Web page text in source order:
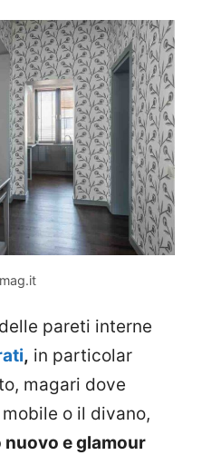
pareti interne
, in particolar
magari dove
o il divano,
e glamour